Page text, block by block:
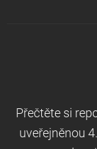
Přečtěte si
uveřejněnou